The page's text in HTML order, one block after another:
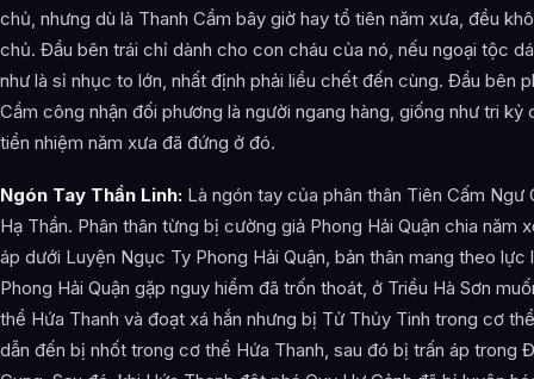
chủ, nhưng dù là Thanh Cầm bây giờ hay tổ tiên năm xưa, đều
chủ. Đầu bên trái chỉ dành cho con cháu của nó, nếu ngoại tộc
như là sỉ nhục to lớn, nhất định phải liều chết đến cùng. Đầu bên
Cầm công nhận đối phương là người ngang hàng, giống như tri kỷ
tiền nhiệm năm xưa đã đứng ở đó.
Ngón Tay Thần Linh: Là ngón tay của phân thân Tiên Cấm Ngư
Hạ Thần. Phân thân từng bị cường giả Phong Hải Quận chia năm
áp dưới Luyện Ngục Ty Phong Hải Quận, bản thân mang theo lực
Phong Hải Quận gặp nguy hiểm đã trốn thoát, ở Triều Hà Sơn
thể Hứa Thanh và đoạt xá hắn nhưng bị Tử Thủy Tinh trong cơ
dẫn đến bị nhốt trong cơ thể Hứa Thanh, sau đó bị trấn áp trong